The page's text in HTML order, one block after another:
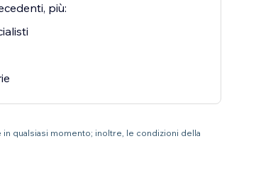
più:
qualsiasi momento; inoltre, le condizioni della